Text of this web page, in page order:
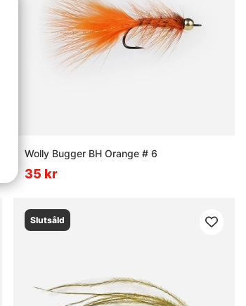
Wolly Bugger BH Orange # 6
35 kr
Slutsåld